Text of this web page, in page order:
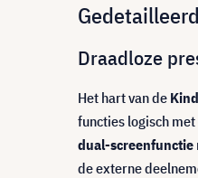
Draadloze
Het hart van de
functies logisch
dual-screenfunctie
de externe